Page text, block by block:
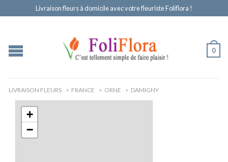
Livraison fleurs à domicile avec votre fleuriste Foliflora !
0
LIVRAISON FLEURS > FRANCE > ORNE > DAMIGNY
+
−